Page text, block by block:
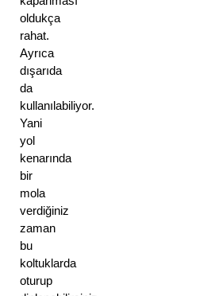
oldukça
rahat.
Ayrıca
dışarıda
da
kullanılabiliyor.
Yani
yol
kenarında
bir
mola
verdiğiniz
zaman
bu
koltuklarda
oturup